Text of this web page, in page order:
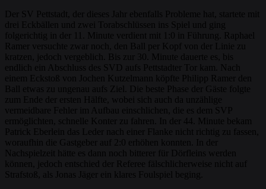
Der SV Pettstadt, der dieses Jahr ebenfalls Probleme hat, startete mit
drei Eckbällen und zwei Torabschlüssen ins Spiel und ging
folgerichtig in der 11. Minute verdient mit 1:0 in Führung. Raphael
Ramer versuchte zwar noch, den Ball per Kopf von der Linie zu
kratzen, jedoch vergeblich. Bis zur 30. Minute dauerte es, bis
endlich ein Abschluss des SVD aufs Pettstadter Tor kam. Nach
einem Eckstoß von Jochen Kutzelmann köpfte Philipp Ramer den
Ball etwas zu ungenau aufs Ziel. Die beste Phase der Gäste folgte
zum Ende der ersten Hälfte, wobei sich auch da unzählige
vermeidbare Fehler im Aufbau einschlichen, die es dem SVP
ermöglichten, schnelle Konter zu fahren. In der 44. Minute bekam
Patrick Eberlein das Leder nach einer Flanke nicht richtig zu fassen,
woraufhin die Gastgeber auf 2:0 erhöhen konnten. In der
Nachspielzeit hätte es dann noch bitterer für Dörfleins werden
können, jedoch entschied der Referee fälschlicherweise nicht auf
Strafstoß, als Jonas Jäger ein klares Foulspiel beging.